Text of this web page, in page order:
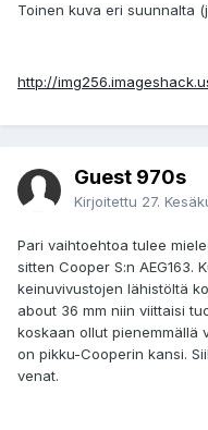
Toinen kuva eri suunnalta
http://
Guest 970s
Kirjoitettu 27.
Pari vaihtoehtoa tulee
sitten Cooper S:n AEG163.
keinuvivustojen lähistöltä
about 36 mm niin viittaisi
koskaan ollut pienemmällä
on pikku-Cooperin kansi.
venat.